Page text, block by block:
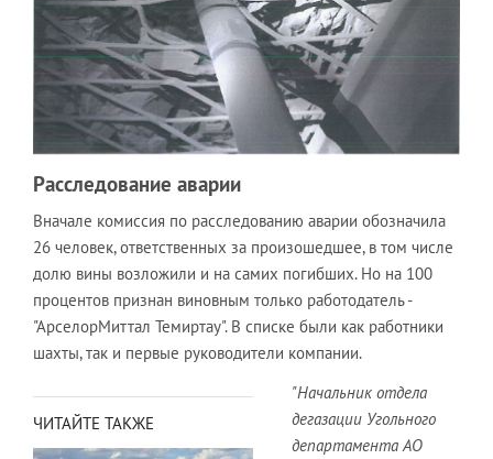
Расследование аварии
Вначале комиссия по расследованию аварии обозначила
26 человек, ответственных за произошедшее, в том числе
долю вины возложили и на самих погибших. Но на 100
процентов признан виновным только работодатель -
"АрселорМиттал Темиртау". В списке были как работники
шахты, так и первые руководители компании.
ЧИТАЙТЕ ТАКЖЕ
"Начальник отдела
дегазации Угольного
департамента АО